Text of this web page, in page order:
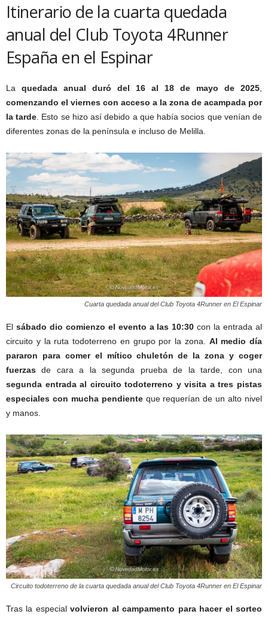
Itinerario de la cuarta quedada
anual del Club Toyota 4Runner
España en el Espinar
La quedada anual duró del 16 al 18 de mayo de 2025,
comenzando el viernes con acceso a la zona de acampada por
la tarde. Esto se hizo así debido a que había socios que venían de
diferentes zonas de la península e incluso de Melilla.
Cuarta quedada anual del Club Toyota 4Runner en El Espinar
El sábado dio comienzo el evento a las 10:30 con la entrada al
circuito y la ruta todoterreno en grupo por la zona. Al medio día
pararon para comer el mítico chuletón de la zona y coger
fuerzas de cara a la segunda prueba de la tarde, con una
segunda entrada al circuito todoterreno y visita a tres pistas
especiales con mucha pendienteque requerían de un alto nivel
y manos.
Circuito todoterreno de la cuarta quedada anual del Club Toyota 4Runner en El Espinar
Tras la especialvolvieron al campamento para hacer el sorteo